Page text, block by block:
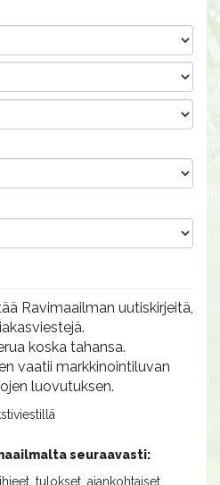
Ravimaailman uutiskirjeitä,
koska tahansa.
vaatii markkinointiluvan
luovutuksen.
seuraavasti:
tulokset, ajankohtaiset